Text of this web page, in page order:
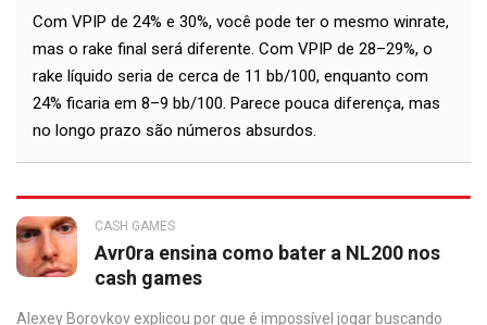
Com VPIP de 24% e 30%, você pode ter o mesmo winrate,
mas o rake final será diferente. Com VPIP de 28–29%, o
rake líquido seria de cerca de 11 bb/100, enquanto com
24% ficaria em 8–9 bb/100. Parece pouca diferença, mas
no longo prazo são números absurdos.
CASH GAMES
Avr0ra ensina como bater a NL200 nos
cash games
Alexey Borovkov explicou por que é impossível jogar buscando